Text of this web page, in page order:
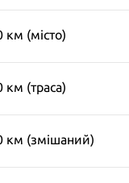
км (місто)
км (траса)
км (змішаний)